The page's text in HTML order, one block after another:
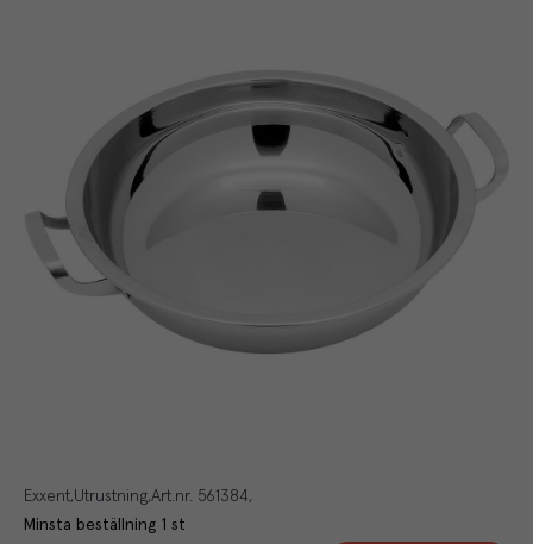
Exxent Utrustning Art.nr. 561384
Minsta beställning 1 st